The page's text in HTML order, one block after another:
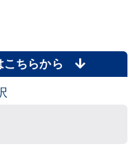
こちらから